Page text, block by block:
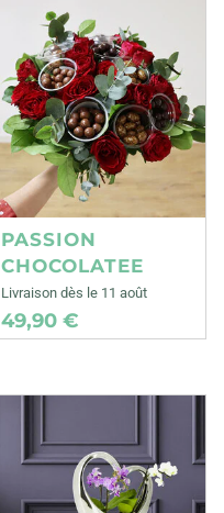
PASSION
CHOCOLATEE
Livraison dès le 11 août
49,90 €